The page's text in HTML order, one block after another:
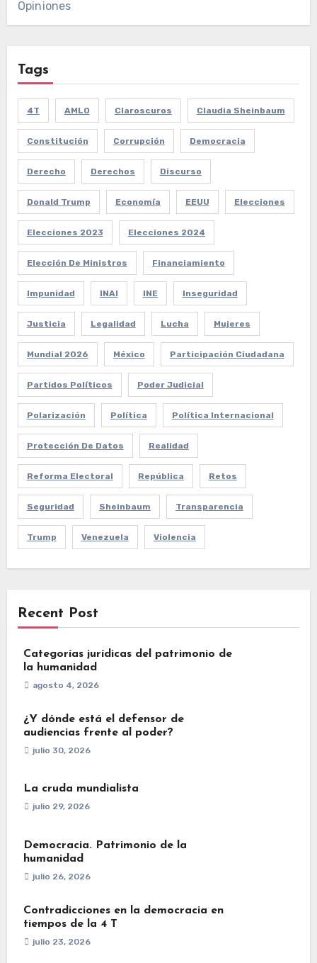
Opiniones
Tags
4T AMLO Claroscuros Claudia Sheinbaum
Constitución Corrupción Democracia
Derecho Derechos Discurso
Donald Trump Economía EEUU Elecciones
Elecciones 2023 Elecciones 2024
Elección De Ministros Financiamiento
Impunidad INAI INE Inseguridad
Justicia Legalidad Lucha Mujeres
Mundial 2026 México Participación Ciudadana
Partidos Políticos Poder Judicial
Polarización Política Política Internacional
Protección De Datos Realidad
Reforma Electoral República Retos
Seguridad Sheinbaum Transparencia
Trump Venezuela Violencia
Recent Post
Categorías jurídicas del patrimonio de
la humanidad
agosto 4, 2026
¿Y dónde está el defensor de
audiencias frente al poder?
julio 30, 2026
La cruda mundialista
julio 29, 2026
Democracia. Patrimonio de la
humanidad
julio 26, 2026
Contradicciones en la democracia en
tiempos de la 4 T
julio 23, 2026